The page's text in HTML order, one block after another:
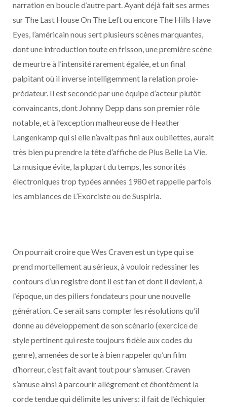
narration en boucle d’autre part. Ayant déjà fait ses armes
sur The Last House On The Left ou encore The Hills Have
Eyes, l’américain nous sert plusieurs scènes marquantes,
dont une introduction toute en frisson, une première scène
de meurtre à l’intensité rarement égalée, et un final
palpitant où il inverse intelligemment la relation proie-
prédateur. Il est secondé par une équipe d’acteur plutôt
convaincants, dont Johnny Depp dans son premier rôle
notable, et à l’exception malheureuse de Heather
Langenkamp qui si elle n’avait pas fini aux oubliettes, aurait
très bien pu prendre la tête d’affiche de Plus Belle La Vie.
La musique évite, la plupart du temps, les sonorités
électroniques trop typées années 1980 et rappelle parfois
les ambiances de L’Exorciste ou de Suspiria.
On pourrait croire que Wes Craven est un type qui se
prend mortellement au sérieux, à vouloir redessiner les
contours d’un registre dont il est fan et dont il devient, à
l’époque, un des piliers fondateurs pour une nouvelle
génération. Ce serait sans compter les résolutions qu’il
donne au développement de son scénario (exercice de
style pertinent qui reste toujours fidèle aux codes du
genre), amenées de sorte à bien rappeler qu’un film
d’horreur, c’est fait avant tout pour s’amuser. Craven
s’amuse ainsi à parcourir allègrement et éhontément la
corde tendue qui délimite les univers: il fait de l’échiquier